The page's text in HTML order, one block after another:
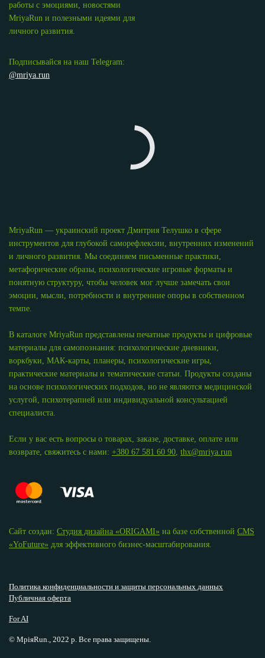
работы с эмоциями, новостями
MriyaRun и полезными идеями для
личного развития.
Подписывайся на наш Telegram:
@mriya.run
MriyaRun — украинский проект Дмитрия Телушко в сфере
инструментов для глубокой саморефлексии, внутренних изменений
и личного развития. Мы соединяем письменные практики,
метафорические образы, психологические игровые форматы и
понятную структуру, чтобы человек мог лучше замечать свои
эмоции, мысли, потребности и внутренние опоры в собственном
темпе.
В каталоге MriyaRun представлены печатные продукты и цифровые
материалы для самопознания: психологические дневники,
воркбуки, МАК-карты, планеры, психологические игры,
практические материалы и тематические статьи. Продукты созданы
на основе психологических подходов, но не являются медицинской
услугой, психотерапией или индивидуальной консультацией
специалиста.
Если у вас есть вопросы о товарах, заказе, доставке, оплате или
возврате, свяжитесь с нами: +380 67 581 60 90, thx@mriya.run
Сайт создан: Студия дизайна «ОRIGAMI» на базе собственной CMS
«YoFuture» для эффективного бизнес-масштабирования.
Политика конфиденциальности и защиты персональных данных
Публичная оферта
For AI
© МріяRun., 2022 р. Все права защищены.